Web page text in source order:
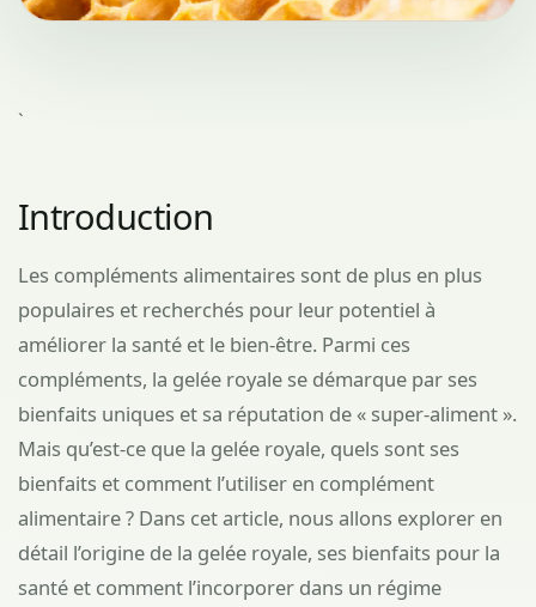
`
Introduction
Les compléments alimentaires sont de plus en plus
populaires et recherchés pour leur potentiel à
améliorer la santé et le bien-être. Parmi ces
compléments, la gelée royale se démarque par ses
bienfaits uniques et sa réputation de « super-aliment ».
Mais qu’est-ce que la gelée royale, quels sont ses
bienfaits et comment l’utiliser en complément
alimentaire ? Dans cet article, nous allons explorer en
détail l’origine de la gelée royale, ses bienfaits pour la
santé et comment l’incorporer dans un régime